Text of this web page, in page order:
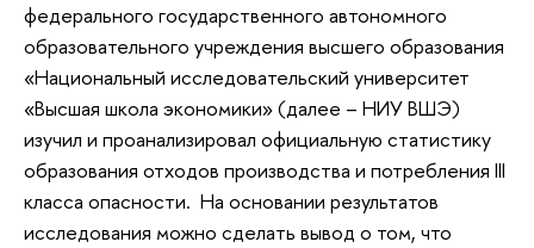
федерального государственного автономного
образовательного учреждения высшего образования
«Национальный исследовательский университет
«Высшая школа экономики» (далее – НИУ ВШЭ)
изучил и проанализировал официальную статистику
образования отходов производства и потребления III
класса опасности. На основании результатов
исследования можно сделать вывод о том, что